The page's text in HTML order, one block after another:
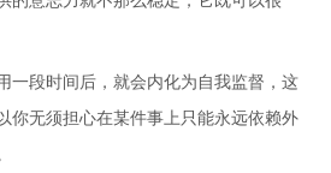
一段时间后，就会内化为自我监督，这
你无须担心在某件事上只能永远依赖外